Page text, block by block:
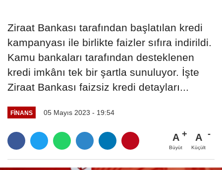
Ziraat Bankası tarafından başlatılan kredi
kampanyası ile birlikte faizler sıfıra indirildi.
Kamu bankaları tarafından desteklenen
kredi imkânı tek bir şartla sunuluyor. İşte
Ziraat Bankası faizsiz kredi detayları...
FINANS 05 Mayıs 2023 - 19:54
A
Büyüt
A
Küçült